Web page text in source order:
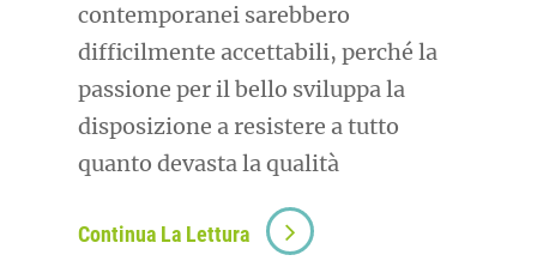
contemporanei sarebbero
difficilmente accettabili, perché la
passione per il bello sviluppa la
disposizione a resistere a tutto
quanto devasta la qualità
Continua La Lettura